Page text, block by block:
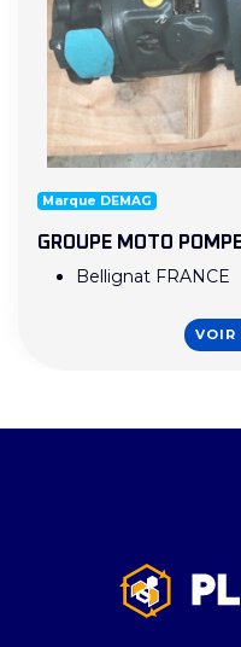
Marque DEMAG
GROUPE MOTO
Bellignat FRANCE
VOIR